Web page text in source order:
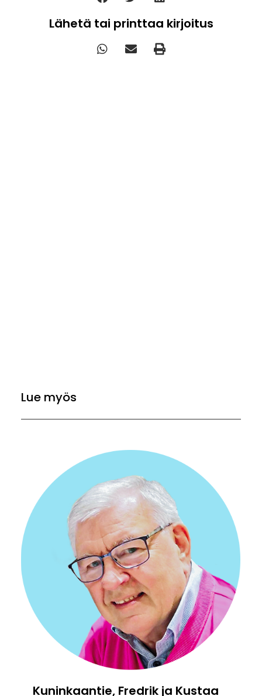
Lähetä tai printtaa kirjoitus
Lue myös
Kuninkaantie, Fredrik ja Kustaa